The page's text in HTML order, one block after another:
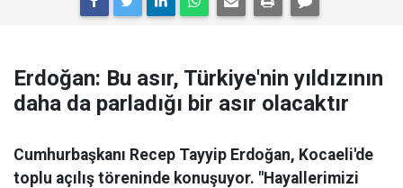
Erdoğan: Bu asır, Türkiye'nin yıldızının
daha da parladığı bir asır olacaktır
Cumhurbaşkanı Recep Tayyip Erdoğan, Kocaeli'de
toplu açılış töreninde konuşuyor. "Hayallerimizi